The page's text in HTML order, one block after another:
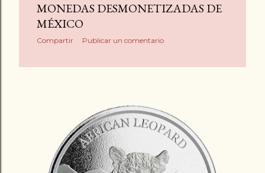
MONEDAS DESMONETIZADAS DE
MÉXICO
Compartir Publicar un comentario